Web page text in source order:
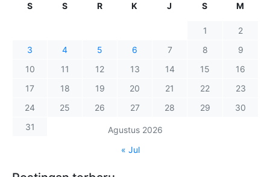
Agustus 2026
S S R K J S M
1
2
3
4 5 6 7 8
9
10
11 12 13 14 15
16
17
18 19 20 21 22
23
24
25 26 27 28 29
30
31
« Jul